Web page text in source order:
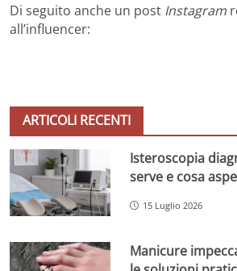
Di seguito anche un post Instagram
all’influencer:
ARTICOLI RECENTI
Isteroscopia
serve e cosa
15 Luglio 2026
Manicure